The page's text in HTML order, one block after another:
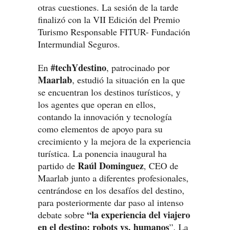
otras cuestiones. La sesión de la tarde
finalizó con la VII Edición del Premio
Turismo Responsable FITUR- Fundación
Intermundial Seguros.
En #techYdestino, patrocinado por
Maarlab, estudió la situación en la que
se encuentran los destinos turísticos, y
los agentes que operan en ellos,
contando la innovación y tecnología
como elementos de apoyo para su
crecimiento y la mejora de la experiencia
turística. La ponencia inaugural ha
partido de Raúl Dominguez, CEO de
Maarlab junto a diferentes profesionales,
centrándose en los desafíos del destino,
para posteriormente dar paso al intenso
debate sobre “la experiencia del viajero
en el destino: robots vs. humanos”. La